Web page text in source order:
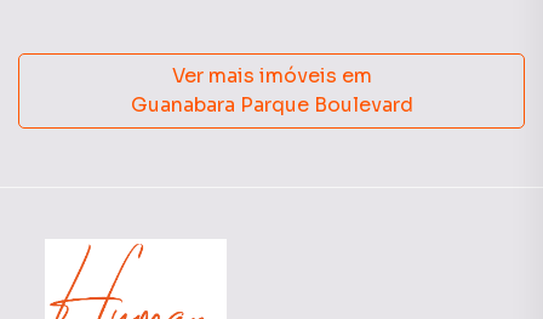
Ver mais imóveis em
Guanabara Parque Boulevard